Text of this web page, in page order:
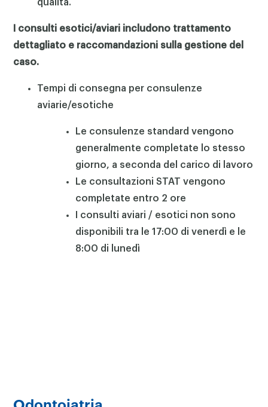
qualità.
I consulti esotici/aviari includono trattamento
dettagliato e raccomandazioni sulla gestione del
caso.
Tempi di consegna per consulenze
aviarie/esotiche
Le consulenze standard vengono
generalmente completate lo stesso
giorno, a seconda del carico di lavoro
Le consultazioni STAT vengono
completate entro 2 ore
I consulti aviari / esotici non sono
disponibili tra le 17:00 di venerdì e le
8:00 di lunedì